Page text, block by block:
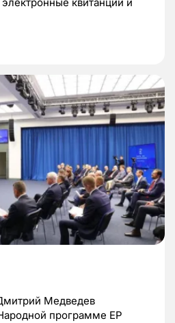
квитанции и
Медведев
программе ЕР